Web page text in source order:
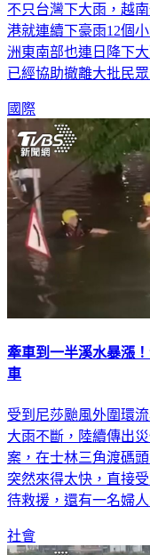
不只台灣下大雨，越
港就連續下豪雨12個
洲東南部也連日降下
已經協助撤離大批民眾
國際
牽車到一半溪水暴漲
車
受到尼莎颱風外圍環
大雨不斷，陸續傳出
案，在士林三角渡碼
突然來得太快，直接
待救援，還有一名婦
社會